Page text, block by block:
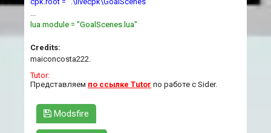
...
lua.module = "GoalScenes.lua"
Credits:
maiconcosta222.
Tutor:
Представляем по ссылке Tutor по работе с Sider.
Modsfire